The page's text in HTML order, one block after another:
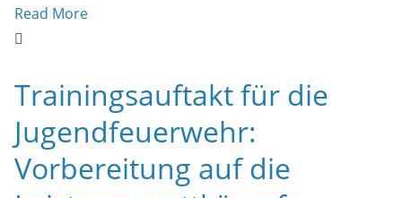
Read More
Trainingsauftakt für die
Jugendfeuerwehr:
Vorbereitung auf die